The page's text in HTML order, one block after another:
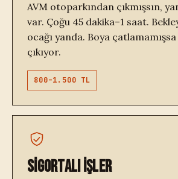
AVM otoparkından çıkmışsın,
var. Çoğu 45 dakika–1 saat.
ocağı yanda. Boya çatlamamışsa
çıkıyor.
800–1.500 TL
SİGORTALI İŞLER